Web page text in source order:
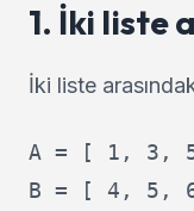
1. İki liste
İki liste
A = [ 1, 3,
B = [ 4, 5,